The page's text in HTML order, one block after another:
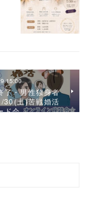
15:00
了・男性独身者
30(土)苦戦婚活
ド会